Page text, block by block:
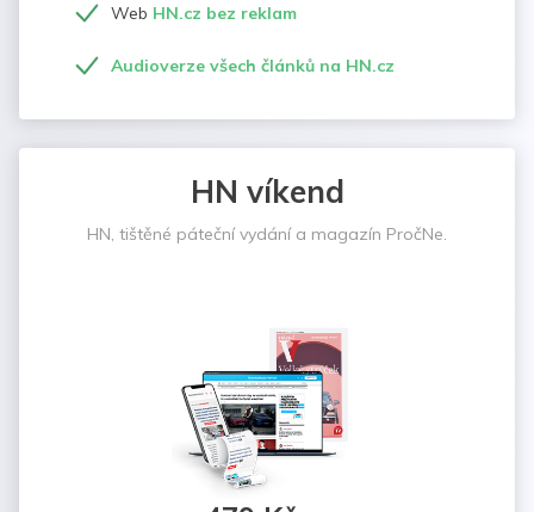
Web HN.cz bez reklam
Audioverze všech článků na HN.cz
HN víkend
HN, tištěné páteční vydání a magazín PročNe.